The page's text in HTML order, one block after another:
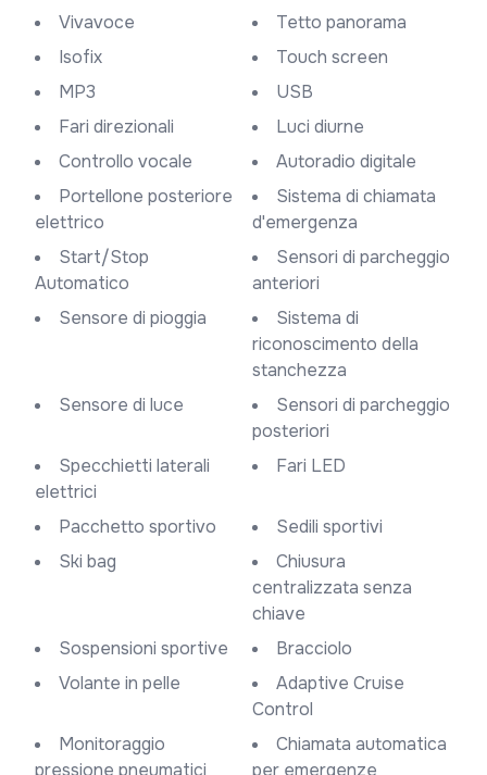
Vivavoce
Tetto panorama
Isofix
Touch screen
MP3
USB
Fari direzionali
Luci diurne
Controllo vocale
Autoradio digitale
Portellone posteriore
elettrico
Sistema di chiamata
d'emergenza
Start/Stop
Automatico
Sensori di parcheggio
anteriori
Sensore di pioggia
Sistema di
riconoscimento della
stanchezza
Sensore di luce
Sensori di parcheggio
posteriori
Specchietti laterali
elettrici
Fari LED
Pacchetto sportivo
Sedili sportivi
Ski bag
Chiusura
centralizzata senza
chiave
Sospensioni sportive
Bracciolo
Volante in pelle
Adaptive Cruise
Control
Monitoraggio
pressione pneumatici
Chiamata automatica
per emergenze